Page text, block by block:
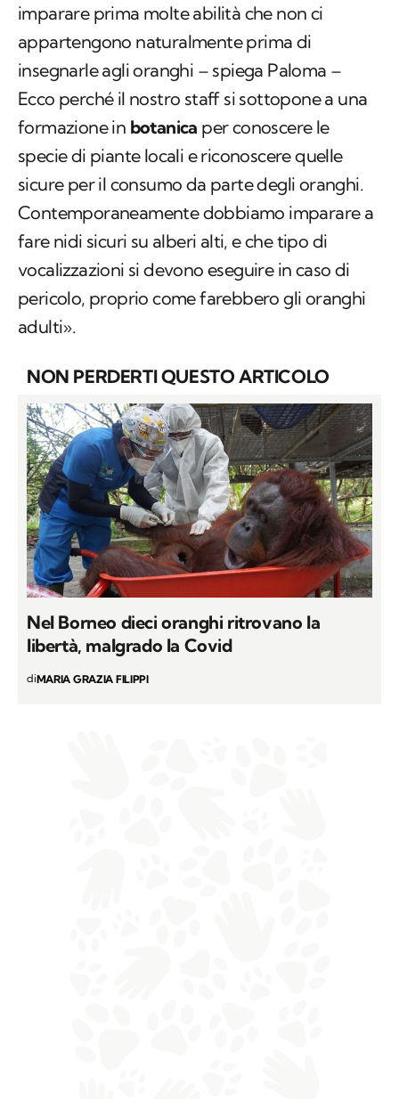
imparare prima molte abilità che non ci
appartengono naturalmente prima di
insegnarle agli oranghi – spiega Paloma –
Ecco perché il nostro staff si sottopone a una
formazione in botanica per conoscere le
specie di piante locali e riconoscere quelle
sicure per il consumo da parte degli oranghi.
Contemporaneamente dobbiamo imparare a
fare nidi sicuri su alberi alti, e che tipo di
vocalizzazioni si devono eseguire in caso di
pericolo, proprio come farebbero gli oranghi
adulti».
NON PERDERTI QUESTO ARTICOLO
Nel Borneo dieci oranghi ritrovano la
libertà, malgrado la Covid
diMARIA GRAZIA FILIPPI